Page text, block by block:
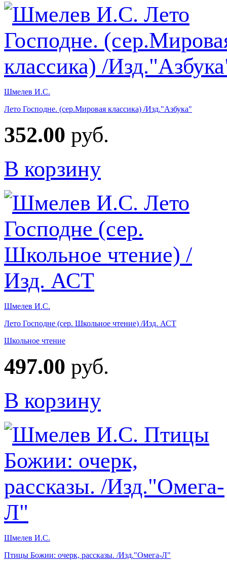
Шмелев И.С.
Лето Господне. (сер.Мировая классика) /Изд."Азбука"
352.00 руб.
В корзину
Шмелев И.С.
Лето Господне (сер. Школьное чтение) /Изд. АСТ
Школьное чтение
497.00 руб.
В корзину
Шмелев И.С.
Птицы Божии: очерк, рассказы. /Изд."Омега-Л"